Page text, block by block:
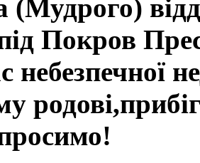
(Мудрого)
Покров
небезпечної
родові,